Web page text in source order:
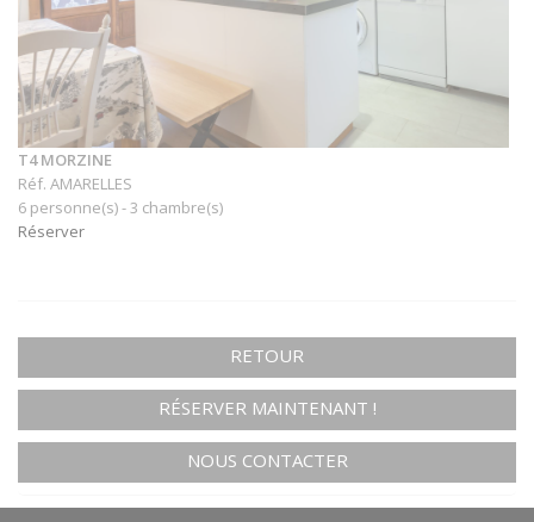
T4 MORZINE
Réf. AMARELLES
6 personne(s) - 3 chambre(s)
Réserver
RETOUR
RÉSERVER MAINTENANT !
NOUS CONTACTER